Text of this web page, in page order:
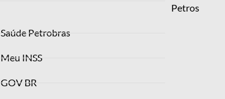
Petros
Saúde Petrobras
Meu INSS
GOV BR